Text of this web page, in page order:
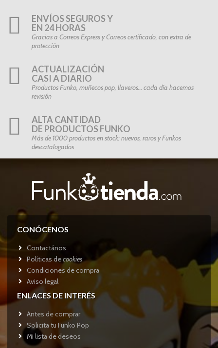
ENVÍOS SEGUROS Y
EN 24 HORAS
Gracias a Correos Express y Correos certificado, con extra de
protección
ACTUALIZACIÓN
CASI A DIARIO
Productos Funko, muñecos pop, llaveros… cada día hacemos
revisión
ALTA CANTIDAD
DE PRODUCTOS FUNKO
Más de 1000 productos en stock: nuevos, raros y Funkos
descatalogados
CONÓCENOS
Contactános
Políticas decookies
Condiciones de compra
Aviso legal
ENLACES DE INTERÉS
Antes de comprar
Solicita tu Funko Pop
Mi lista de deseos